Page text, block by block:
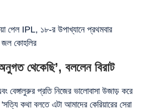
পেল IPL, ১৮-র উপাখ্যানে প্রথমবার
জল কোহলির
থেকেছি’, বললেন বিরাট
বেঙ্গালুরুর প্রতি নিজের ভালোবাসা উজাড় করে
কথা বলতে এটা আমাদের কেরিয়ারের সেরা